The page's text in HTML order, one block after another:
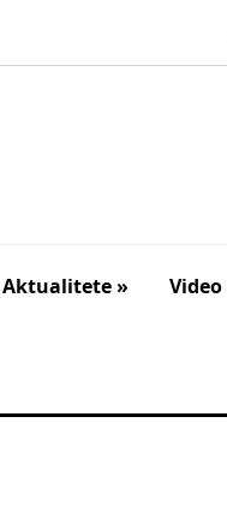
Aktualitete » Video